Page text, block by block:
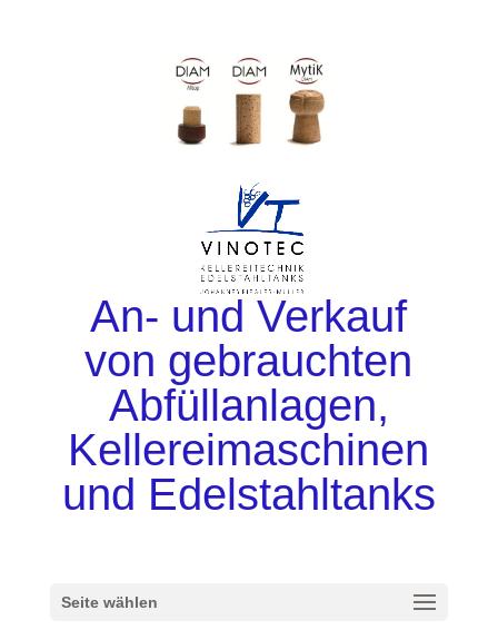
An- und Verkauf
von gebrauchten
Abfüllanlagen,
Kellereimaschinen
und Edelstahltanks
Seite wählen